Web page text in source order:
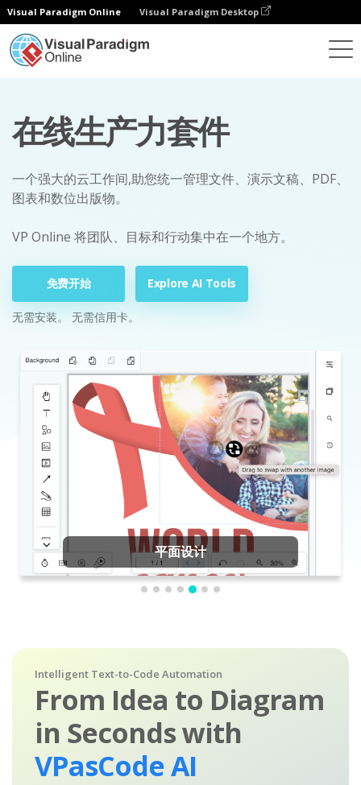
Visual Paradigm Online Visual Paradigm Desktop
在线生产力套件
一个强大的云工作间,助您统一管理文件、演示文稿、PDF、
图表和数位出版物。
VP Online 将团队、目标和行动集中在一个地方。
免费开始 Explore AI Tools
无需安装。 无需信用卡。
平面设计
Intelligent Text-to-Code Automation
From Idea to Diagram
in Seconds with
VPasCode AI